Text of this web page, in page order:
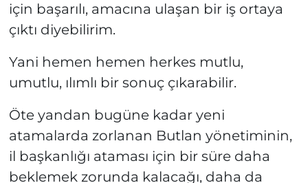
için başarılı, amacına ulaşan bir iş ortaya
çıktı diyebilirim.
Yani hemen hemen herkes mutlu,
umutlu, ılımlı bir sonuç çıkarabilir.
Öte yandan bugüne kadar yeni
atamalarda zorlanan Butlan yönetiminin,
il başkanlığı ataması için bir süre daha
beklemek zorunda kalacağı, daha da